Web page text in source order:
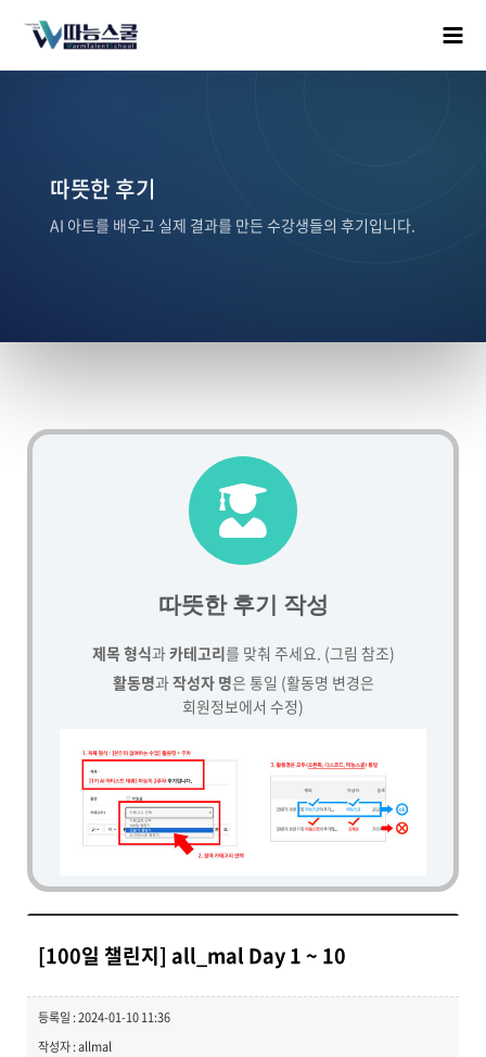
따뜻한 후기
AI 아트를 배우고 실제 결과를 만든 수강생들의 후기입니다.
따뜻한 후기 작성
제목 형식과카테고리를 맞춰 주세요. (그림 참조)
활동명과작성자 명은 통일 (활동명 변경은
회원정보에서 수정)
[100일 챌린지] all_mal Day 1 ~ 10
등록일 : 2024-01-10 11:36
작성자 : allmal